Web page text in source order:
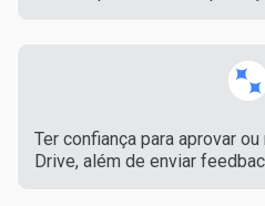
Ter confiança para aprovar
Drive, além de enviar